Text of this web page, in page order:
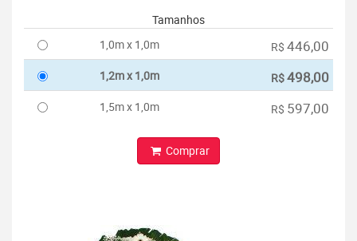
Tamanhos
1,0m x 1,0m
R$ 446,00
1,2m x 1,0m R$498,00
1,5m x 1,0m R$ 597,00
Comprar